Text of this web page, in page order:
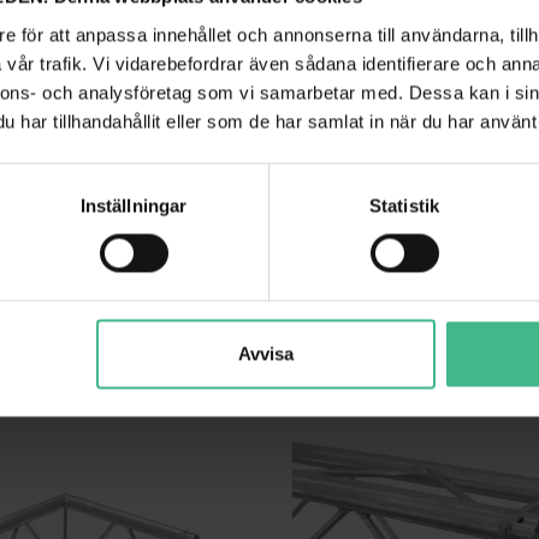
för att anpassa innehållet och annonserna till användarna,
trafik. Vi vidarebefordrar även sådana identifierare och
och analysföretag som vi samarbetar med. Dessa kan i
har tillhandahållit eller som de har samlat in när du har
Inställningar Statistik
Avvisa
GL22 C22-H 2-WAY CORNER 120°
GÅ TILL PRODUKT
ALUTRUSS BILOCK E-GL22 C20-V 2-WAY
GÅ TILL
ANDRA KUNDER KÖPTE OCKSÅ